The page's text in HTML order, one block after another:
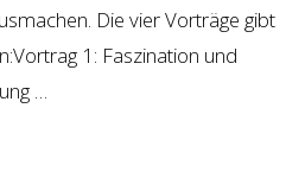
Die vier Vorträge gibt
1: Faszination und
…